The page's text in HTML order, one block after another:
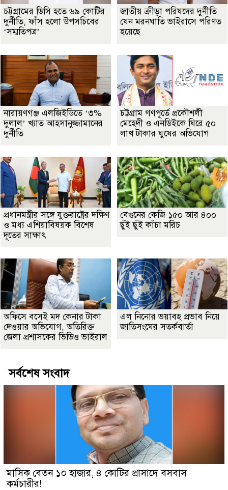
চট্টগ্রামের ডিসি হতে ৬৯ কোটির
দুর্নীতি, ফাঁস হলো উপসচিবের
‘সম্মতিপত্র’
জাতীয় ক্রীড়া পরিষদের দুর্নীতি
যেন মরনঘাতি ভাইরাসে পরিণত
হয়েছে
নারায়ণগঞ্জ এলজিইডিতে ‘৩%
দুলাল’ খ্যাত আহসানুজ্জামানের
দুর্নীতি
চট্টগ্রাম গণপূর্তে প্রকৌশলী
মেহেদী ও এনডিইকে ঘিরে ৫০
লাখ টাকার ঘুষের অভিযোগ
প্রধানমন্ত্রীর সঙ্গে যুক্তরাষ্ট্রের দক্ষিণ
ও মধ্য এশিয়াবিষয়ক বিশেষ
দূতের সাক্ষাৎ
বেগুনের কেজি ১৫০ আর ৪০০
ছুঁই ছুঁই কাঁচা মরিচ
অফিসে বসেই মদ কেনার টাকা
দেওয়ার অভিযোগ, অতিরিক্ত
জেলা প্রশাসকের ভিডিও ভাইরাল
এল নিনোর ভয়াবহ প্রভাব নিয়ে
জাতিসংঘের সতর্কবার্তা
সর্বশেষ সংবাদ
মাসিক বেতন ১০ হাজার, ৪ কোটির প্রাসাদে বসবাস
কর্মচারীর!